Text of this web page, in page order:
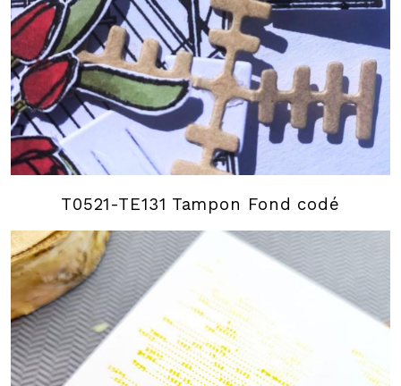
T0521-TE131 Tampon Fond codé